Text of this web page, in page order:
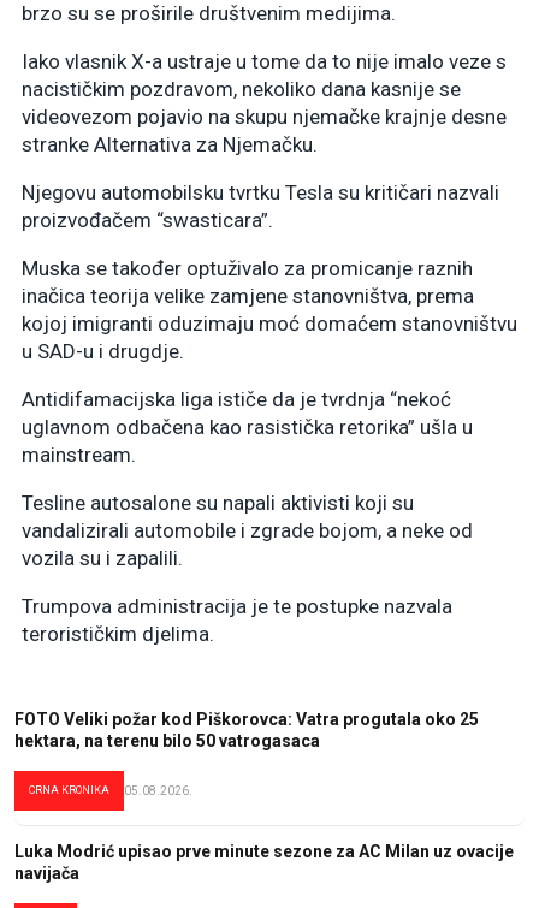
brzo su se proširile društvenim medijima.
Iako vlasnik X-a ustraje u tome da to nije imalo veze s
nacističkim pozdravom, nekoliko dana kasnije se
videovezom pojavio na skupu njemačke krajnje desne
stranke Alternativa za Njemačku.
Njegovu automobilsku tvrtku Tesla su kritičari nazvali
proizvođačem “swasticara”.
Muska se također optuživalo za promicanje raznih
inačica teorija velike zamjene stanovništva, prema
kojoj imigranti oduzimaju moć domaćem stanovništvu
u SAD-u i drugdje.
Antidifamacijska liga ističe da je tvrdnja “nekoć
uglavnom odbačena kao rasistička retorika” ušla u
mainstream.
Tesline autosalone su napali aktivisti koji su
vandalizirali automobile i zgrade bojom, a neke od
vozila su i zapalili.
Trumpova administracija je te postupke nazvala
terorističkim djelima.
FOTO Veliki požar kod Piškorovca: Vatra progutala oko 25
hektara, na terenu bilo 50 vatrogasaca
CRNA KRONIKA 05.08.2026.
Luka Modrić upisao prve minute sezone za AC Milan uz ovacije
navijača